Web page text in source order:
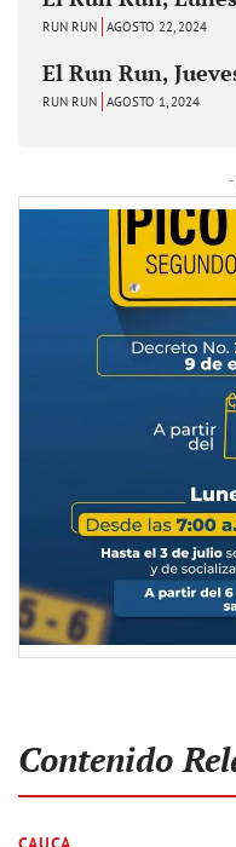
RUN RUN AGOSTO 22, 2024
El Run Run,
RUN RUN AGOSTO 1, 2024
Contenido